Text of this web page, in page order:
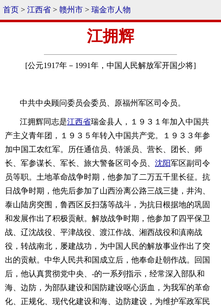
首页 > 江西省 > 赣州市 > 瑞金市人物
江拥辉
[公元1917年－1991年，中国人民解放军开国少将]
中共中央顾问委员会委员、原福州军区司令员。
江拥辉同志是江西省瑞金县人，１９３１年加入中国共
产主义青年团，１９３５年转入中国共产党。１９３３年参
加中国工农红军。历任通信员、特派员、营长、团长、师
长、军参谋长、军长、旅大警备区司令员、 沈阳军区副司令
员等职。土地革命战争时期，他参加了二万五千里长征。抗
日战争时期，他先后参加了山西汾离公路三战三捷，井沟、
泰山陆房突围，鲁西区反扫荡等战斗，为抗日根据地的巩固
和发展作出了积极贡献。解放战争时期，他参加了四平保卫
战、辽沈战役、平津战役、渡江作战、湘西战役和滇南战
役，转战南北，屡建战功，为中国人民的解放事业作出了突
出的贡献。中华人民共和国成立后，他奉命赴朝作战。回国
后，他认真贯彻党中央、-的一系列指示，经常深入部队和
海、边防，为部队建设和国防建设呕心沥血，为我军的革命
化、正规化、现代化建设和海、边防建设，为维护军政军民